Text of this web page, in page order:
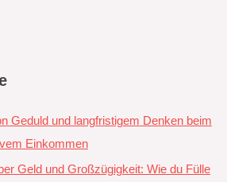
Geduld und langfristigem Denken beim
Einkommen
Geld und Großzügigkeit: Wie du Fülle